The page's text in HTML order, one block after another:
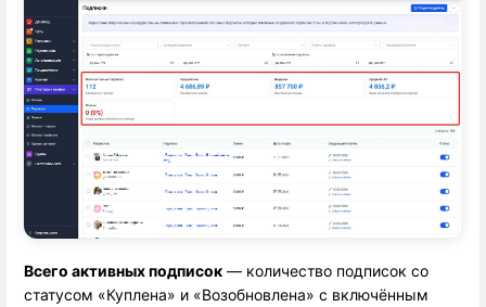
Всего активных подписок — количество подписок со
статусом «Куплена» и «Возобновлена» с включённым